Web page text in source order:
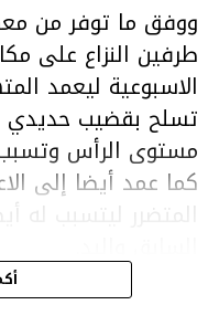
ووفق ما توفر من
طرفين النزاع على
الاسبوعية ليعمد
تسلح بقضيب حديدي
مستوى الرأس
كما عمد أيضا إلى
المتضرر ليتسبب
هذا وقد تمكن
هلال في توقيت